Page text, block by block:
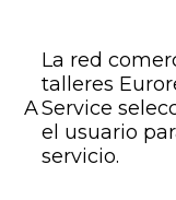
A
La red
talleres
Service
el usuario
servicio.